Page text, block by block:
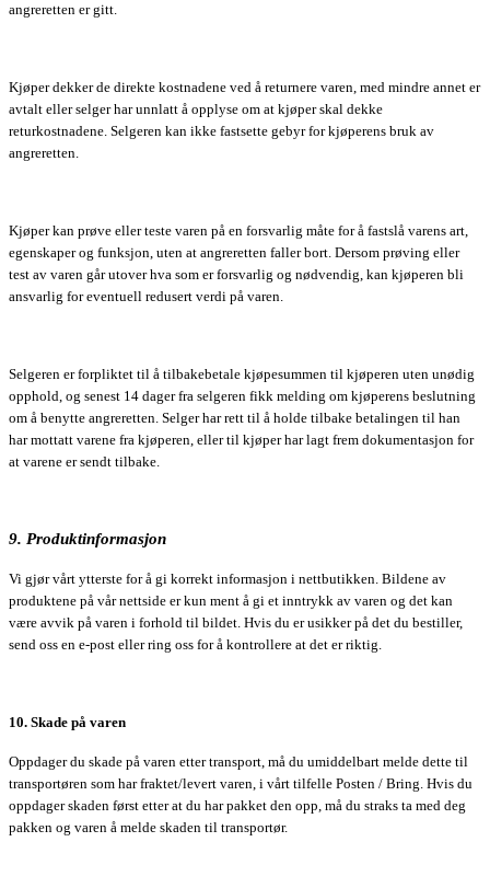
angreretten er gitt.
Kjøper dekker de direkte kostnadene ved å returnere varen, med mindre annet er
avtalt eller selger har unnlatt å opplyse om at kjøper skal dekke
returkostnadene. Selgeren kan ikke fastsette gebyr for kjøperens bruk av
angreretten.
Kjøper kan prøve eller teste varen på en forsvarlig måte for å fastslå varens art,
egenskaper og funksjon, uten at angreretten faller bort. Dersom prøving eller
test av varen går utover hva som er forsvarlig og nødvendig, kan kjøperen bli
ansvarlig for eventuell redusert verdi på varen.
Selgeren er forpliktet til å tilbakebetale kjøpesummen til kjøperen uten unødig
opphold, og senest 14 dager fra selgeren fikk melding om kjøperens beslutning
om å benytte angreretten. Selger har rett til å holde tilbake betalingen til han
har mottatt varene fra kjøperen, eller til kjøper har lagt frem dokumentasjon for
at varene er sendt tilbake.
9. Produktinformasjon
Vi gjør vårt ytterste for å gi korrekt informasjon i nettbutikken. Bildene av
produktene på vår nettside er kun ment å gi et inntrykk av varen og det kan
være avvik på varen i forhold til bildet. Hvis du er usikker på det du bestiller,
send oss en e-post eller ring oss for å kontrollere at det er riktig.
10. Skade på varen
Oppdager du skade på varen etter transport, må du umiddelbart melde dette til
transportøren som har fraktet/levert varen, i vårt tilfelle Posten / Bring. Hvis du
oppdager skaden først etter at du har pakket den opp, må du straks ta med deg
pakken og varen å melde skaden til transportør.